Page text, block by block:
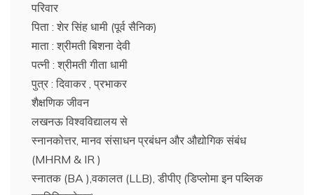
परिवार
पिता : शेर सिंह धामी (पूर्व सैनिक)
माता : श्रीमती बिशना देवी
पत्नी : श्रीमती गीता धामी
पुत्र : दिवाकर , प्रभाकर
शैक्षणिक जीवन
लखनऊ विश्वविद्यालय से
स्नानकोत्तर, मानव संसाधन प्रबंधन और औद्योगिक संबंध
(MHRM & IR )
स्नातक (BA ),वकालत (LLB), डीपीए (डिप्लोमा इन पब्लिक